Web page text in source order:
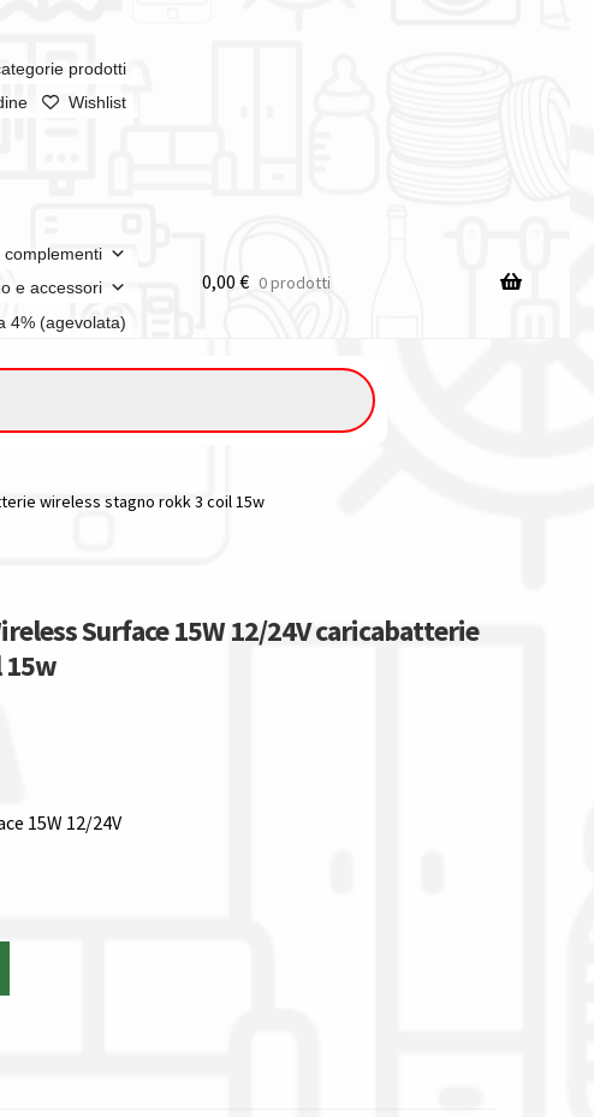
prodotti
Wishlist
complementi
e accessori
4% (agevolata)
0,00 € 0 prodotti
wireless stagno rokk 3 coil 15w
Surface 15W 12/24V caricabatterie
15w
15W 12/24V